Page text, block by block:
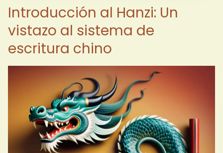
Introducción al Hanzi: Un
vistazo al sistema de
escritura chino